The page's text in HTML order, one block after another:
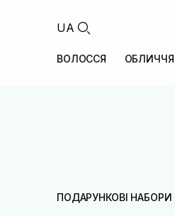
UA
ВОЛОССЯ ОБЛИЧЧЯ
ПОДАРУНКОВІ